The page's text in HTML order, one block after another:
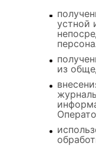
устной
из